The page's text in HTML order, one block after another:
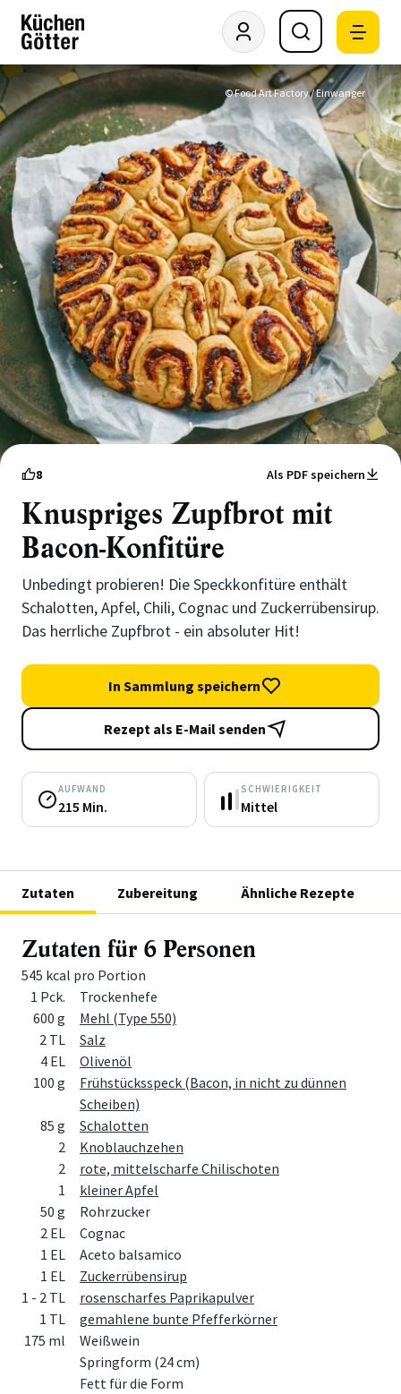
© Food Art Factory / Einwanger
8 Als PDF speichern
Knuspriges Zupfbrot mit
Bacon-Konfitüre
Unbedingt probieren! Die Speckkonfitüre enthält
Schalotten, Apfel, Chili, Cognac und Zuckerrübensirup.
Das herrliche Zupfbrot - ein absoluter Hit!
In Sammlung speichern
Rezept als E-Mail senden
AUFWAND
215 Min.
SCHWIERIGKEIT
Mittel
Zutaten Zubereitung Ähnliche Rezepte
Zutaten für 6 Personen
545 kcal pro Portion
MengeZutat
1 Pck.
Trockenhefe
600 g
Mehl (Type 550)
2 TL
Salz
4 EL
Olivenöl
100 g
Frühstücksspeck (Bacon, in nicht zu dünnen
Scheiben)
85 g
Schalotten
2
Knoblauchzehen
2
rote, mittelscharfe Chilischoten
1
kleiner Apfel
50 g
Rohrzucker
2 EL
Cognac
1 EL
Aceto balsamico
1 EL
Zuckerrübensirup
1 - 2 TL
rosenscharfes Paprikapulver
1 TL
gemahlene bunte Pfefferkörner
175 ml
Weißwein
Springform (24 cm)
Fett für die Form